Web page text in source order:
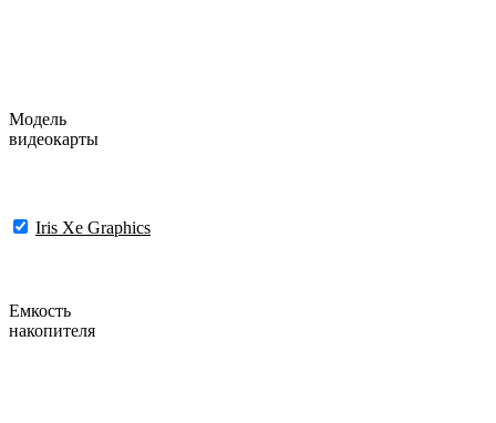
Модель
видеокарты
Iris Xe Graphics
Емкость
накопителя